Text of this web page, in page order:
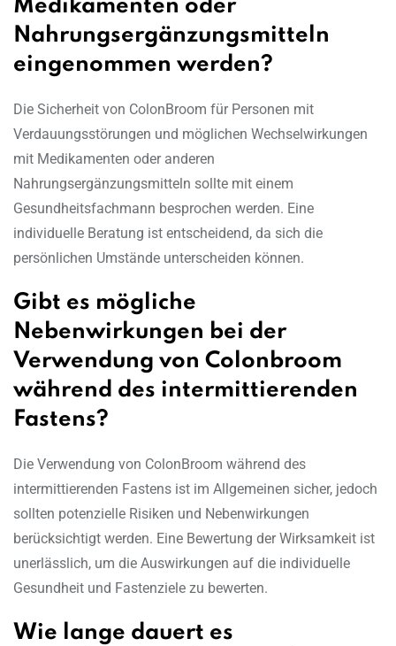
Medikamenten oder
Nahrungsergänzungsmitteln
eingenommen werden?
Die Sicherheit von ColonBroom für Personen mit
Verdauungsstörungen und möglichen Wechselwirkungen
mit Medikamenten oder anderen
Nahrungsergänzungsmitteln sollte mit einem
Gesundheitsfachmann besprochen werden. Eine
individuelle Beratung ist entscheidend, da sich die
persönlichen Umstände unterscheiden können.
Gibt es mögliche
Nebenwirkungen bei der
Verwendung von Colonbroom
während des intermittierenden
Fastens?
Die Verwendung von ColonBroom während des
intermittierenden Fastens ist im Allgemeinen sicher, jedoch
sollten potenzielle Risiken und Nebenwirkungen
berücksichtigt werden. Eine Bewertung der Wirksamkeit ist
unerlässlich, um die Auswirkungen auf die individuelle
Gesundheit und Fastenziele zu bewerten.
Wie lange dauert es